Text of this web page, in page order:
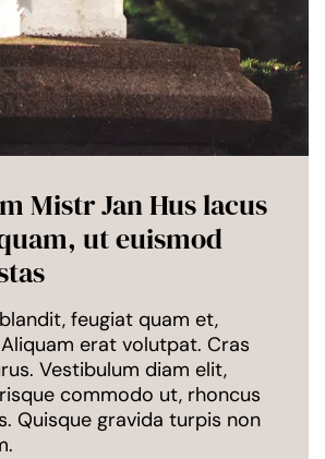
Mistr Jan Hus lacus
ut euismod
feugiat quam et,
erat volutpat. Cras
Vestibulum diam elit,
commodo ut, rhoncus
Quisque gravida turpis non
Mistr Jan Hus lacus
ut euismod
feugiat quam et,
erat volutpat. Cras
Vestibulum diam elit,
commodo ut, rhoncus
Quisque gravida turpis non